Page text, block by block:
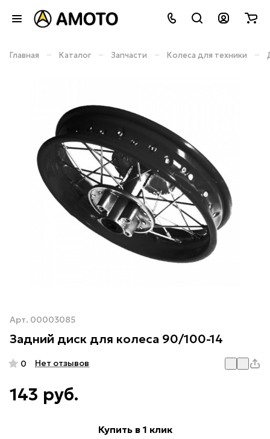
Главная – Каталог – Запчасти – Колеса для техники –
Арт. 00003085
Задний диск для колеса 90/100-14
0 Нет отзывов
143 руб.
Купить в 1 клик